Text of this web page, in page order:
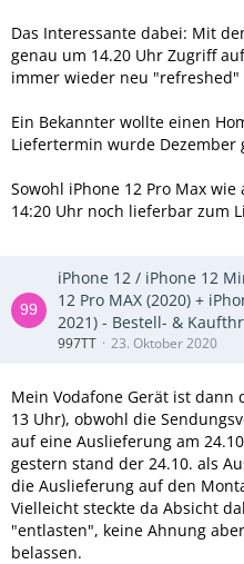
Das Interessante dabei: Mit
genau um 14.20 Uhr Zugriff
immer wieder neu "refreshed"
Ein Bekannter wollte einen
Liefertermin wurde Dezember
Sowohl iPhone 12 Pro Max
14:20 Uhr noch lieferbar zum
iPhone 12 / iPhone 12
12 Pro MAX (2020) +
2021) - Bestell- &
997TT 23. Oktober 2020
Mein Vodafone Gerät ist dann
13 Uhr), obwohl die
auf eine Auslieferung am
gestern stand der 24.10. als
die Auslieferung auf den
Vielleicht steckte da Absicht
"entlasten", keine Ahnung
belassen.